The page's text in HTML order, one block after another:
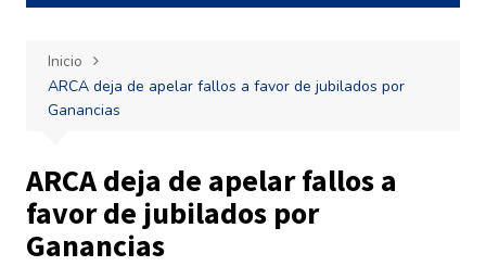
Inicio
ARCA deja de apelar fallos a favor de jubilados por
Ganancias
ARCA deja de apelar fallos a
favor de jubilados por
Ganancias